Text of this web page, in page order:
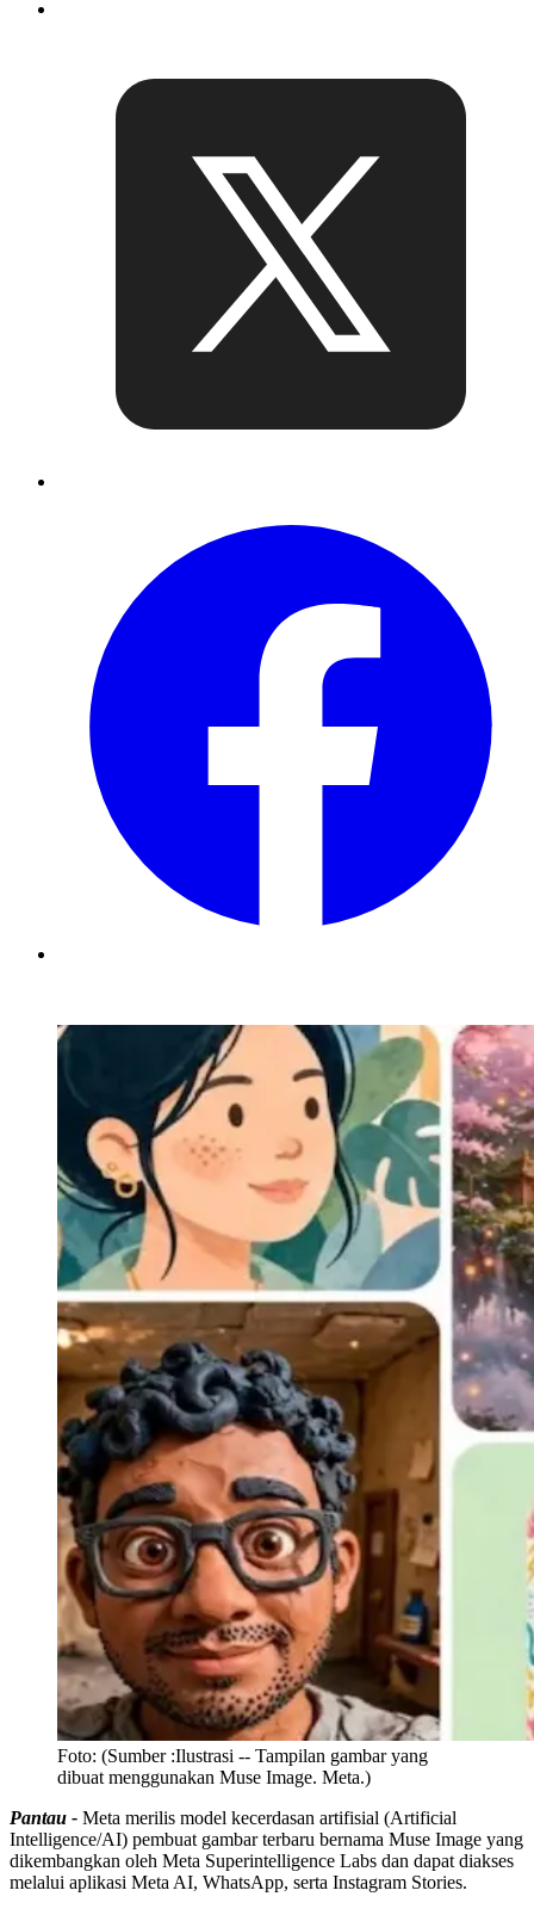
Foto: (Sumber :Ilustrasi -- Tampilan gambar yang
dibuat menggunakan Muse Image. Meta.)
Pantau - Meta merilis model kecerdasan artifisial (Artificial
Intelligence/AI) pembuat gambar terbaru bernama Muse Image yang
dikembangkan oleh Meta Superintelligence Labs dan dapat diakses
melalui aplikasi Meta AI, WhatsApp, serta Instagram Stories.